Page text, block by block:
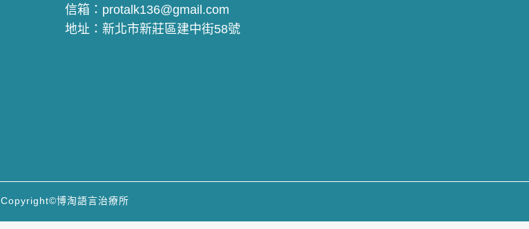
信箱： protalk136@gmail.com
地址： 新北市新莊區建中街58號
Copyright©博淘語言治療所